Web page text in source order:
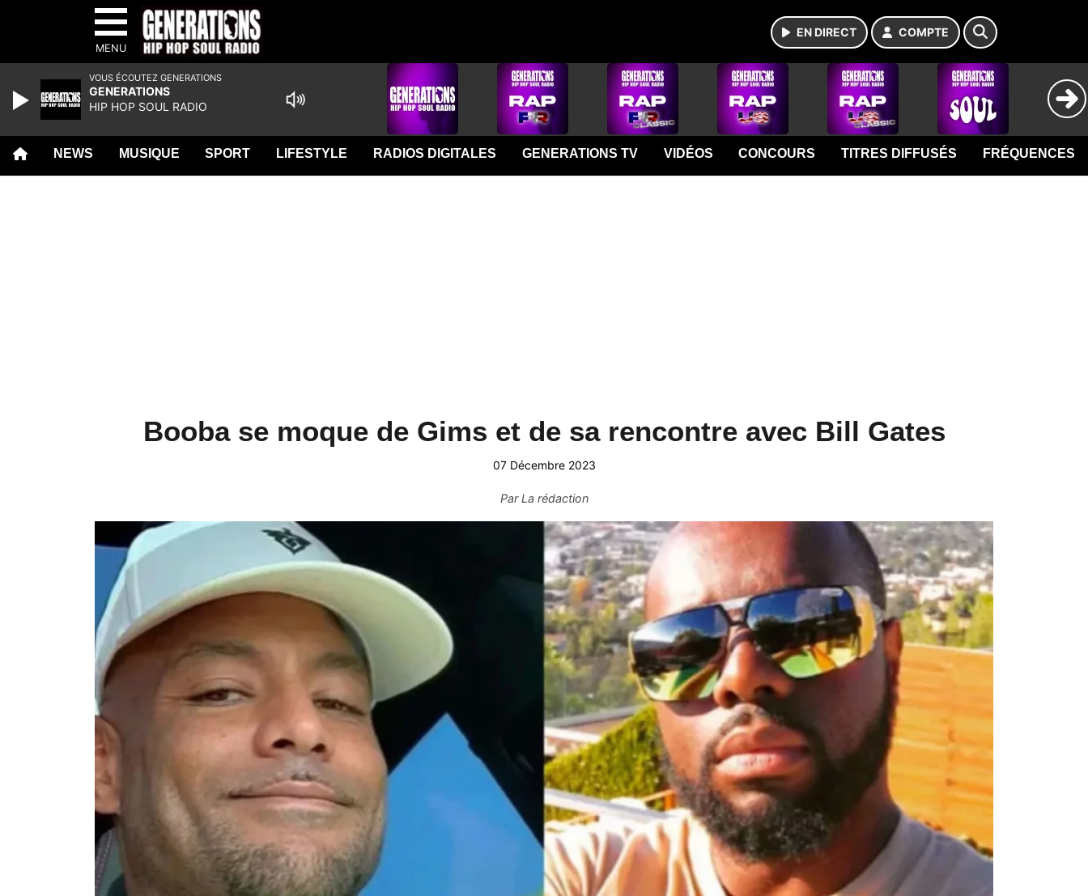
MENU
EN DIRECT COMPTE
NEWS MUSIQUE SPORT LIFESTYLE RADIOS DIGITALES GENERATIONS TV VIDÉOS CONCOURS TITRES DIFFUSÉS FRÉQUENCES
Booba se moque de Gims et de sa rencontre avec Bill Gates
07 Décembre 2023
ParLa rédaction
VOUS ÉCOUTEZ GENERATIONS
GENERATIONS
HIP HOP SOUL RADIO